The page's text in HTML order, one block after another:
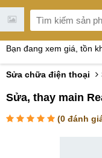
Bạn đang xem giá, tồn
Sửa chữa điện thoại
Sửa, thay main
(0 đánh